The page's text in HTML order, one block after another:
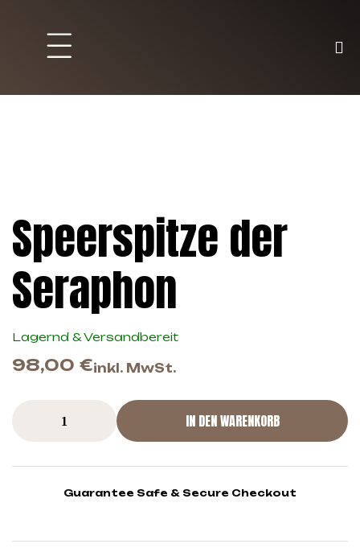
Speerspitze der
Seraphon
Lagernd & Versandbereit
98,00 €inkl. MwSt.
IN DEN WARENKORB
Guarantee Safe & Secure Checkout